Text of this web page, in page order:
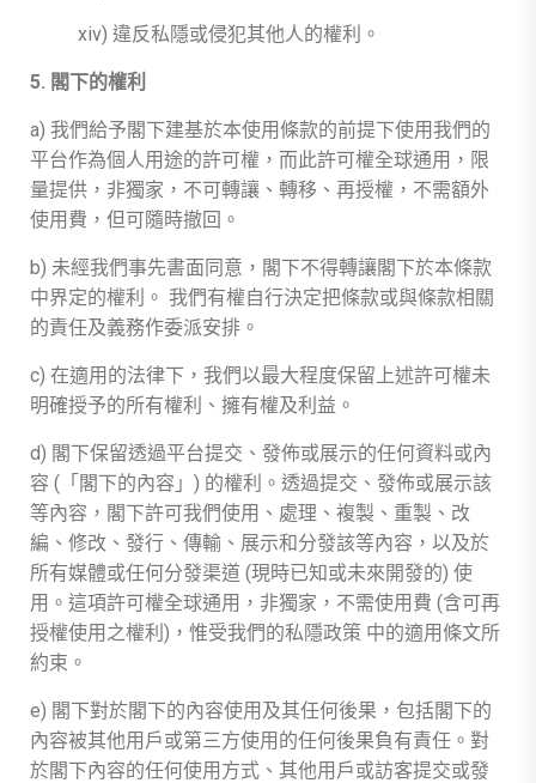
xiv) 違反私隱或侵犯其他人的權利。
5. 閣下的權利
a) 我們給予閣下建基於本使用條款的前提下使用我們的
平台作為個人用途的許可權，而此許可權全球通用，限
量提供，非獨家，不可轉讓、轉移、再授權，不需額外
使用費，但可隨時撤回。
b) 未經我們事先書面同意，閣下不得轉讓閣下於本條款
中界定的權利。 我們有權自行決定把條款或與條款相關
的責任及義務作委派安排。
c) 在適用的法律下，我們以最大程度保留上述許可權未
明確授予的所有權利、擁有權及利益。
d) 閣下保留透過平台提交、發佈或展示的任何資料或內
容 (「閣下的內容」) 的權利。透過提交、發佈或展示該
等內容，閣下許可我們使用、處理、複製、重製、改
編、修改、發行、傳輸、展示和分發該等內容，以及於
所有媒體或任何分發渠道 (現時已知或未來開發的) 使
用。這項許可權全球通用，非獨家，不需使用費 (含可再
授權使用之權利)，惟受我們的私隱政策 中的適用條文所
約束。
e) 閣下對於閣下的內容使用及其任何後果，包括閣下的
內容被其他用戶或第三方使用的任何後果負有責任。對
於閣下內容的任何使用方式、其他用戶或訪客提交或發